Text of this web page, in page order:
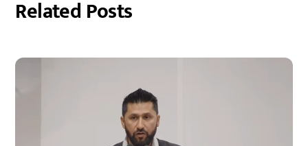
Related Posts